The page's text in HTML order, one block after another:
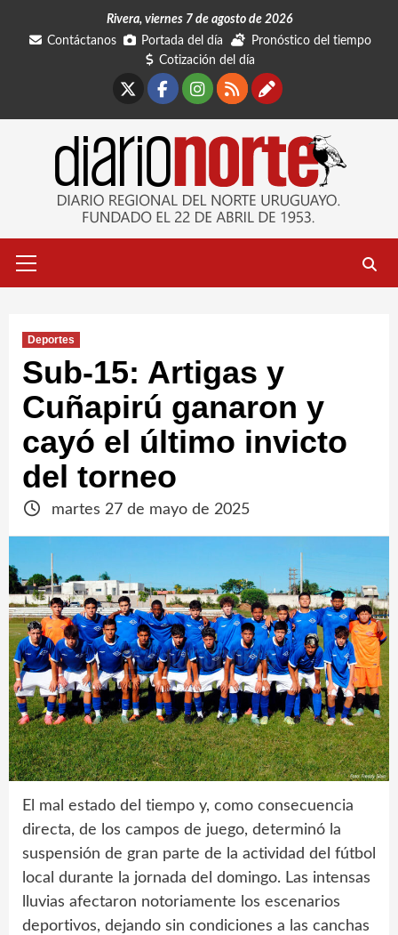
Rivera, viernes 7 de agosto de 2026
Contáctanos
Portada del día
Pronóstico del tiempo
Cotización del día
Facebook
Instagram
RSSContáctanos
primario
Deportes
Sub-15: Artigas y
Cuñapirú ganaron y
cayó el último invicto
del torneo
martes 27 de mayo de 2025
El mal estado del tiempo y, como consecuencia
directa, de los campos de juego, determinó la
suspensión de gran parte de la actividad del fútbol
local durante la jornada del domingo. Las intensas
lluvias afectaron notoriamente los escenarios
deportivos, dejando sin condiciones a las canchas